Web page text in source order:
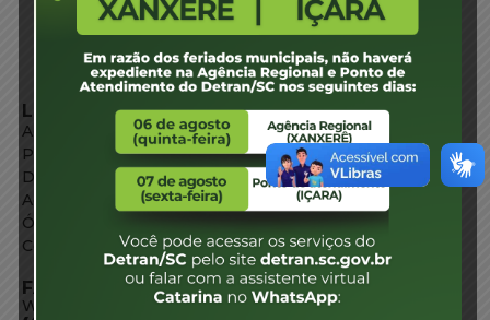
LINKS EXTERNOS
Agência de Notícias
Portal de Serviços
Diário Oficial
Acesso à Informação
Órgãos do Governo
Conheça SC
FALE CONOSCO
WhatsApp: